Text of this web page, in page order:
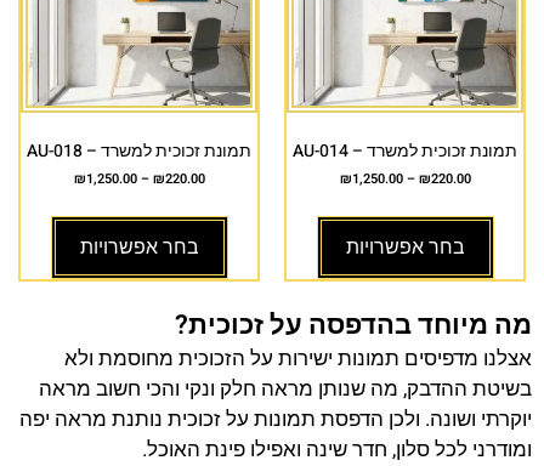
תמונת זכוכית למשרד – AU-014
₪220.00
–
₪1,250.00
בחר אפשרויות
תמונת זכוכית למשרד – AU-018
₪220.00
–
₪1,250.00
בחר אפשרויות
מה מיוחד בהדפסה על זכוכית?
אצלנו מדפיסים תמונות ישירות על הזכוכית מחוסמת ולא
בשיטת ההדבק, מה שנותן מראה חלק ונקי והכי חשוב מראה
יוקרתי ושונה. ולכן הדפסת תמונות על זכוכית נותנת מראה יפה
ומודרני לכל סלון, חדר שינה ואפילו פינת האוכל.